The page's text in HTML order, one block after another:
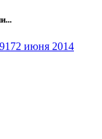
2 июня 2014